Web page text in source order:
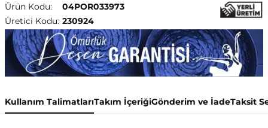
Ürün Kodu:
04POR033973
Üretici Kodu: 230924
Kullanım TalimatlarıTakım İçeriğiGönderim ve İadeTaksit